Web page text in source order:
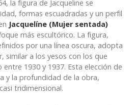
la figura de Jacqueline se
formas escuadradas y un perfil
Jacquelíne (Mujer sentada)
más escultórico. La figura,
por una línea oscura, adopta
similar a los yesos con los que
1930 y 1937. Esta elección de
y la profundidad de la obra,
tridimensional.